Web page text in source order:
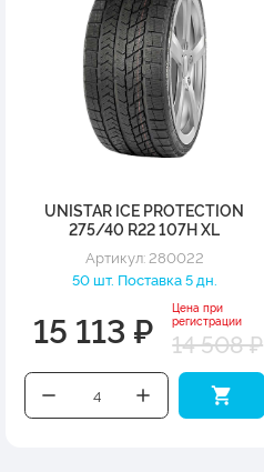
UNISTAR ICE PROTECTION
275/40 R22 107H XL
Артикул: 280022
50 шт. Поставка 5 дн.
15 113 ₽
Цена при
регистрации
14 508 ₽